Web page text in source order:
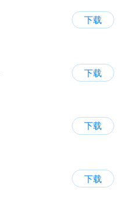
下载
下载
下载
下载